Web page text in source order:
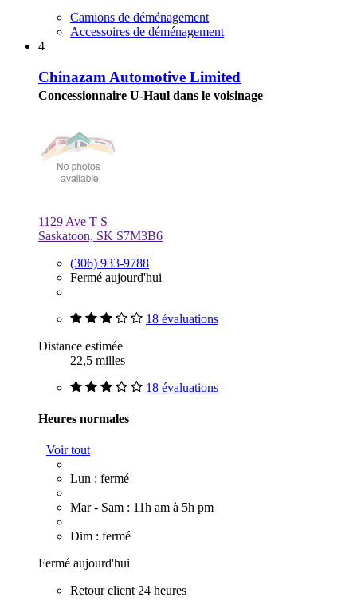
Camions de déménagement
Accessoires de déménagement
4
Chinazam Automotive Limited
Concessionnaire U-Haul dans le voisinage
1129 Ave T S
Saskatoon, SK S7M3B6
(306) 933-9788
Fermé aujourd'hui
18 évaluations
Distance estimée
22,5 milles
18 évaluations
Heures normales
Voir tout
Lun : fermé
Mar - Sam : 11h am à 5h pm
Dim : fermé
Fermé aujourd'hui
Retour client 24 heures